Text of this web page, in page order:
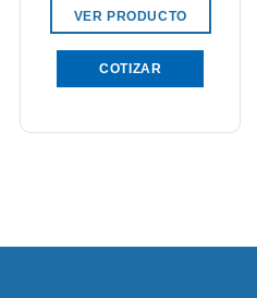
VER PRODUCTO
COTIZAR